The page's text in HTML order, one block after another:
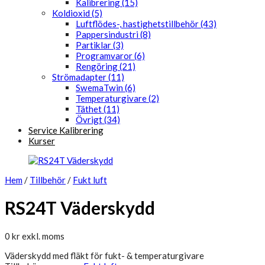
Kalibrering (15)
Koldioxid (5)
Luftflödes-, hastighetstillbehör (43)
Pappersindustri (8)
Partiklar (3)
Programvaror (6)
Rengöring (21)
Strömadapter (11)
SwemaTwin (6)
Temperaturgivare (2)
Täthet (11)
Övrigt (34)
Service Kalibrering
Kurser
Hem/ Tillbehör/ Fukt luft
RS24T Väderskydd
0 krexkl. moms
Väderskydd med fläkt för fukt- & temperaturgivare